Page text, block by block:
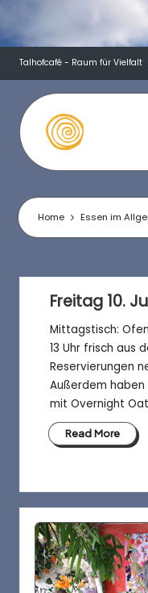
Skip
Talhofcafé - Raum für Vielfalt
T
a
l
h
o
f
c
a
f
é
Home Essen im
Freitag 10.
Mittagstisch:
13 Uhr frisch aus
Reservierungen
Außerdem
mit Overnight
Read More